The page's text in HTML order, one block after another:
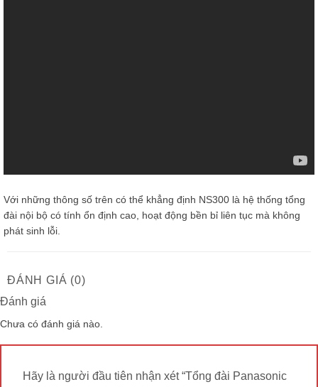
Với những thông số trên có thể khẳng định NS300 là hệ thống tổng
đài nội bộ có tính ổn định cao, hoạt động bền bỉ liên tục mà không
phát sinh lỗi.
ĐÁNH GIÁ (0)
Đánh giá
Chưa có đánh giá nào.
Hãy là người đầu tiên nhận xét “Tổng đài Panasonic